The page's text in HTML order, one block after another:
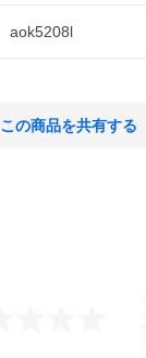
aok5208l
この商品を共有する